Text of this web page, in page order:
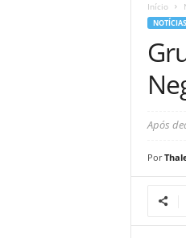
Início
NOTÍCIAS
Após
Por